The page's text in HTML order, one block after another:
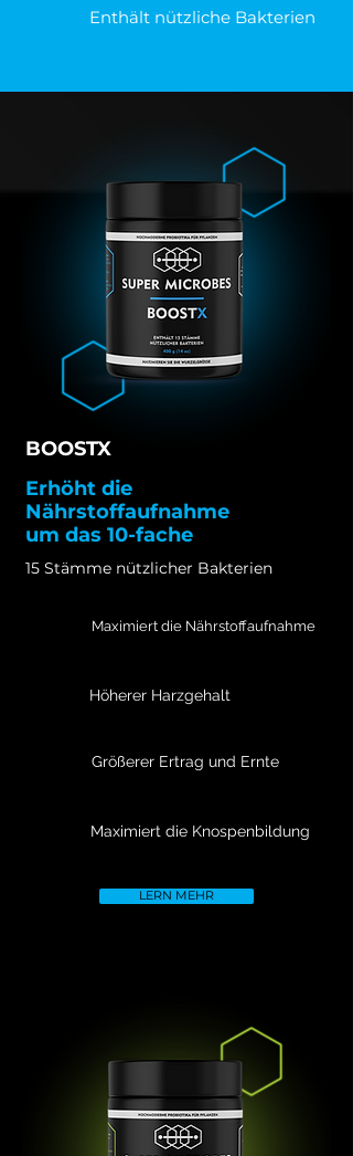
Enthält nützliche Bakterien
BOOSTX
Erhöht die
Nährstoffaufnahme
um das 10-fache
15 Stämme nützlicher Bakterien
Maximiert die Nährstoffaufnahme
Höherer Harzgehalt
Größerer Ertrag und Ernte
Maximiert die Knospenbildung
LERN MEHR